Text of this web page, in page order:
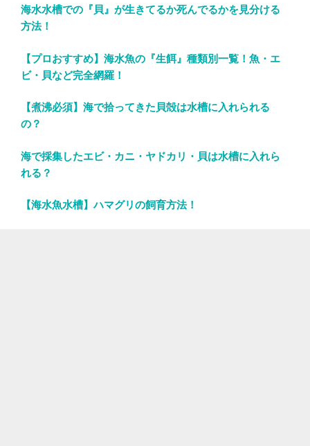
海水水槽での『貝』が生きてるか死んでるかを見分ける
方法！
【プロおすすめ】海水魚の『生餌』種類別一覧！魚・エ
ビ・貝など完全網羅！
【煮沸必須】海で拾ってきた貝殻は水槽に入れられる
の？
海で採集したエビ・カニ・ヤドカリ・貝は水槽に入れら
れる？
【海水魚水槽】ハマグリの飼育方法！